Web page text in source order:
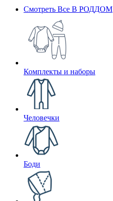
Смотреть Все В РОДДОМ
Комплекты и наборы
Человечки
Боди